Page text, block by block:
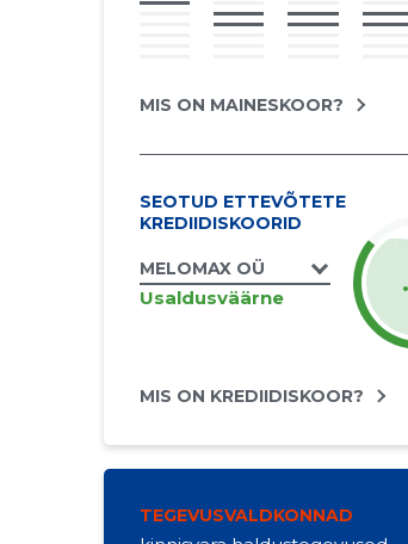
MIS ON MAINESKOOR?
SEOTUD ETTEVÕTETE
KREDIIDISKOORID
MELOMAX OÜ
Usaldusväärne
MIS ON KREDIIDISKOOR?
TEGEVUSVALDKONNAD